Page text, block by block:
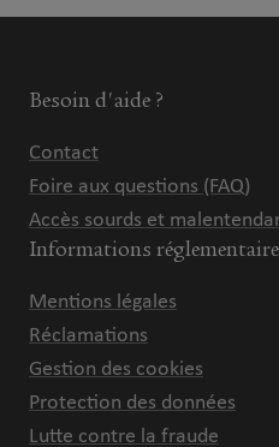
Besoin d'aide ?
Contact
Foire aux questions (FAQ)
Accès sourds et
Informations
Mentions légales
Réclamations
Gestion des cookies
Protection des données
Lutte contre la fraude